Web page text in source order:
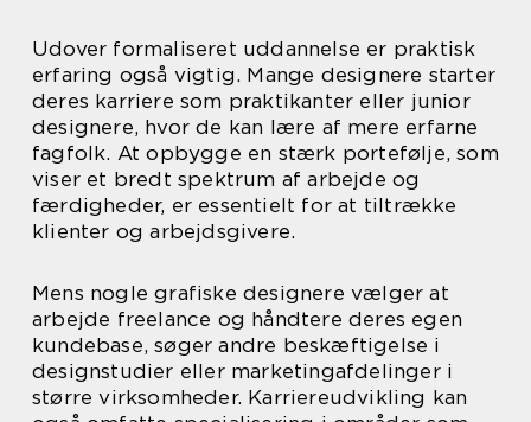
Udover formaliseret uddannelse er praktisk
erfaring også vigtig. Mange designere starter
deres karriere som praktikanter eller junior
designere, hvor de kan lære af mere erfarne
fagfolk. At opbygge en stærk portefølje, som
viser et bredt spektrum af arbejde og
færdigheder, er essentielt for at tiltrække
klienter og arbejdsgivere.
Mens nogle grafiske designere vælger at
arbejde freelance og håndtere deres egen
kundebase, søger andre beskæftigelse i
designstudier eller marketingafdelinger i
større virksomheder. Karriereudvikling kan